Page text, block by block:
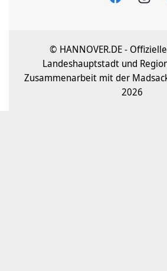
© HANNOVER.DE -
Landeshauptstadt und
Zusammenarbeit mit der
2026